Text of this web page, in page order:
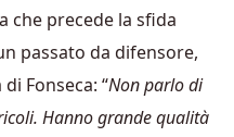
che precede la sfida
passato da difensore,
Fonseca: “Non parlo di
Hanno grande qualità